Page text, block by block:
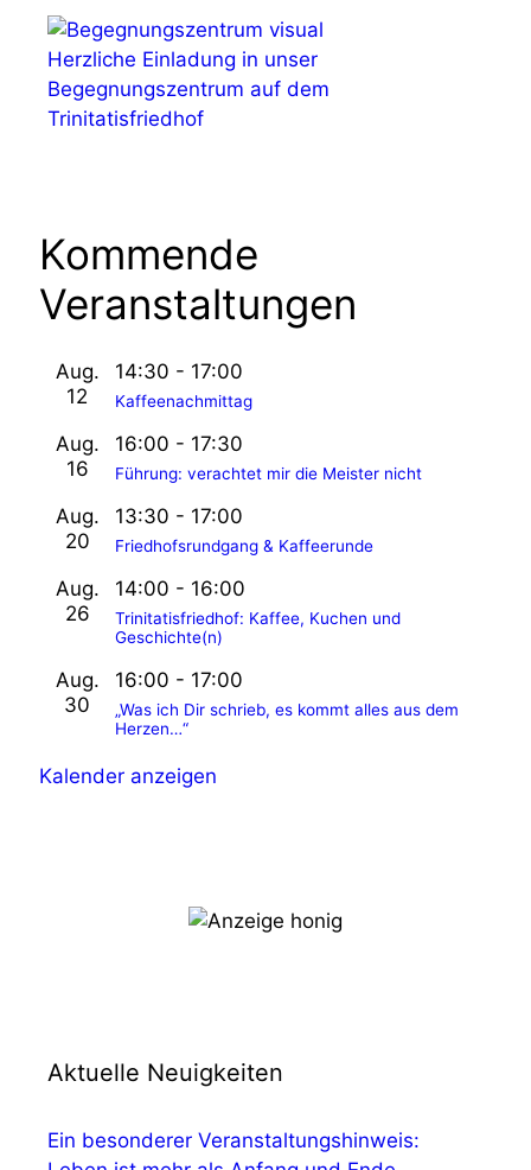
a
l
t
g
-
N
a
a
n
Herzliche Einladung in unser
Begegnungszentrum auf dem
Trinitatisfriedhof
Kommende
Veranstaltungen
Aug.
12
14:30 - 17:00
Kaffeenachmittag
Aug.
16
16:00 - 17:30
Führung: verachtet mir die Meister nicht
Aug.
20
13:30 - 17:00
Friedhofsrundgang & Kaffeerunde
Aug.
26
14:00 - 16:00
Trinitatisfriedhof: Kaffee, Kuchen und
Geschichte(n)
Aug.
30
16:00 - 17:00
„Was ich Dir schrieb, es kommt alles aus dem
Herzen…“
Kalender anzeigen
Aktuelle Neuigkeiten
Ein besonderer Veranstaltungshinweis: